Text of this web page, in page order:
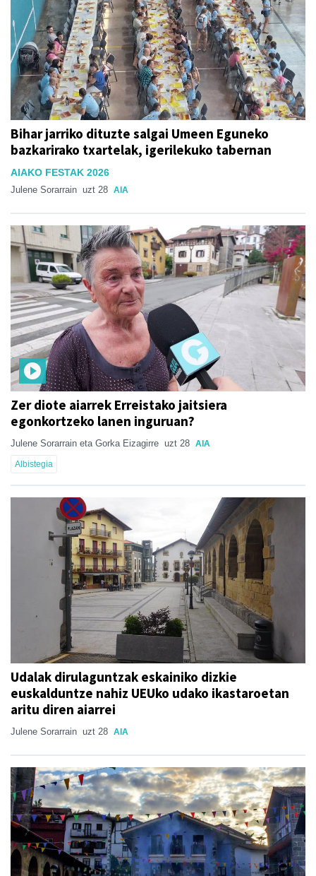
Bihar jarriko dituzte salgai Umeen Eguneko
bazkarirako txartelak, igerilekuko tabernan
AIAKO FESTAK 2026
Julene Sorarrain uzt 28 AIA
Zer diote aiarrek Erreistako jaitsiera
egonkortzeko lanen inguruan?
Julene Sorarrain eta Gorka Eizagirre uzt 28 AIA
Albistegia
Udalak dirulaguntzak eskainiko dizkie
euskalduntze nahiz UEUko udako ikastaroetan
aritu diren aiarrei
Julene Sorarrain uzt 28 AIA